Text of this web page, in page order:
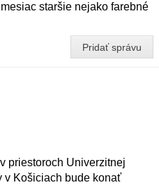
staršie nejako farebné
Pridať správu
priestoroch Univerzitnej
v Košiciach bude konať